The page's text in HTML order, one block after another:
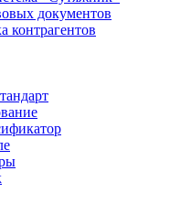
документов
контрагентов